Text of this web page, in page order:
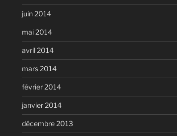
juin 2014
mai 2014
avril 2014
mars 2014
février 2014
janvier 2014
décembre 2013